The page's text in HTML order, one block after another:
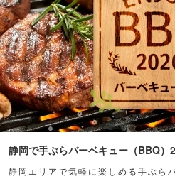
静岡で手ぶらバーベキュー（BBQ）
静岡エリアで気軽に楽しめる手ぶら